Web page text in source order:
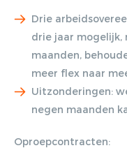
Drie
drie jaar mogelijk,
maanden,
meer flex naar
Uitzonderingen:
negen maanden
Oproepcontracten: